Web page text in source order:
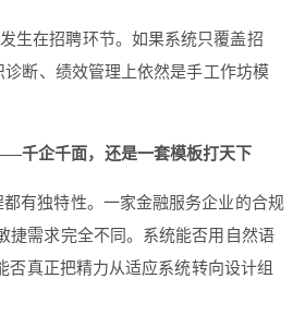
生在招聘环节。如果系统只覆盖招
断、绩效管理上依然是手工作坊模
千企千面，还是一套模板打天下
有独特性。一家金融服务企业的合规
捷需求完全不同。系统能否用自然语
否真正把精力从适应系统转向设计组